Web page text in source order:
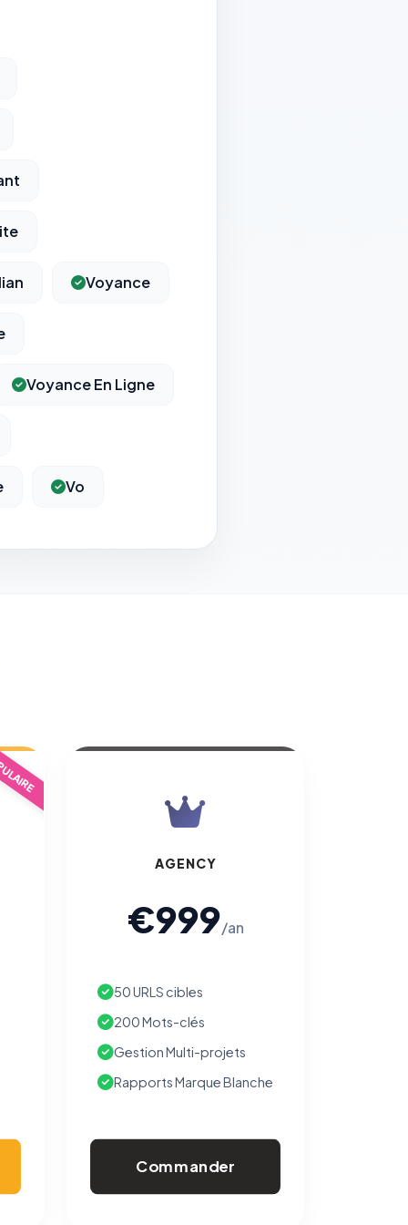
Voyance
Voyance En Ligne
Vo
AGENCY
€999/an
50 URLS cibles
200 Mots-clés
Gestion Multi-projets
Rapports Marque Blanche
Commander